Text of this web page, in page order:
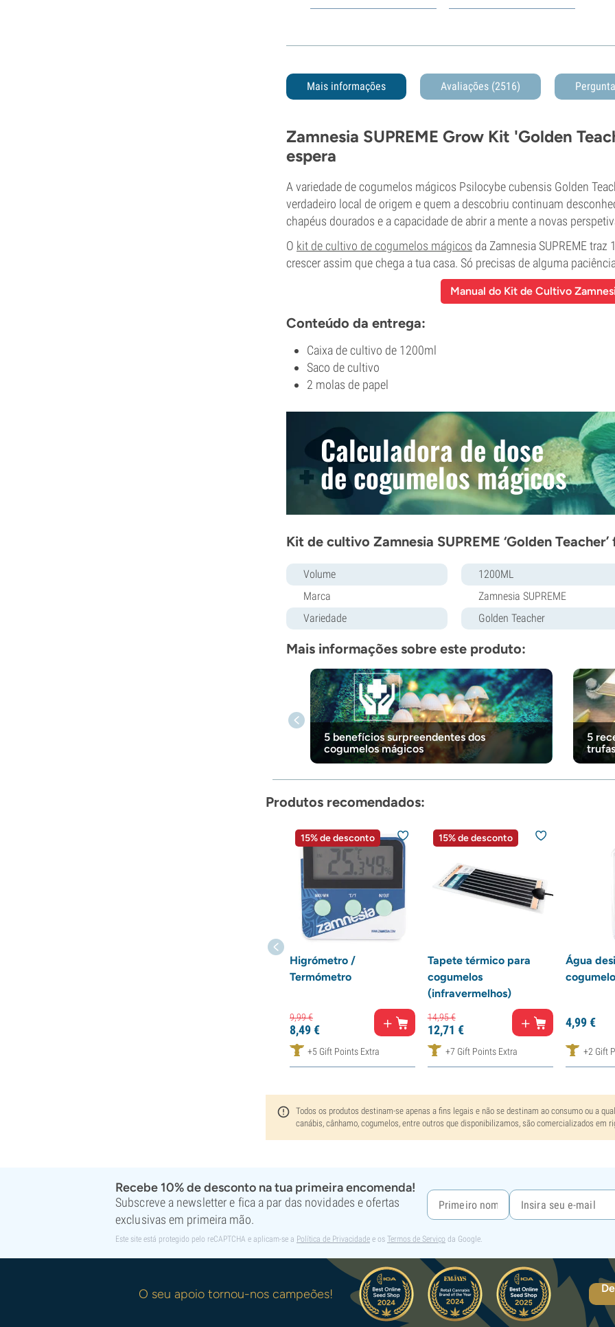
Mais informações Avaliações (2516)
Zamnesia SUPREME Grow Kit 'Golden
espera
A variedade de cogumelos mágicos Psilocybe cubensis Golden
verdadeiro local de origem e quem a descobriu continuam
chapéus dourados e a capacidade de abrir a mente a novas
O kit de cultivo de cogumelos mágicos da Zamnesia SUPREME
crescer assim que chega a tua casa. Só precisas de alguma
Manual do Kit de Cultivo
Conteúdo da entrega:
Caixa de cultivo de 1200ml
Saco de cultivo
2 molas de papel
Calculadora de dose
de cogumelos mágicos
Kit de cultivo Zamnesia SUPREME ‘Golden
Volume
1200ML
Marca
Zamnesia SUPREME
Variedade
Golden Teacher
Mais informações sobre este produto:
5 benefícios surpreendentes dos
cogumelos mágicos
5
Produtos recomendados:
15% de desconto
Higrómetro /
Termómetro
9,99€
8,49€
+5 Gift Points Extra
15% de desconto
Tapete térmico para
cogumelos
(infravermelhos)
14,95€
12,71 €
+7 Gift Points Extra
Água
4,99€
+2 Gift
Todos os produtos destinam-se apenas a fins legais e não se destinam ao consumo ou a
canábis, cânhamo, cogumelos, entre outros que disponibilizamos, são comercializados em
Recebe 10% de desconto na tua primeira encomenda!
Subscreve a newsletter e fica a par das novidades e ofertas
exclusivas em primeira mão.
Este site está protegido pelo reCAPTCHA e aplicam-se a Política de Privacidade e os Termos de Serviço da Google.
O seu apoio tornou-nos campeões!